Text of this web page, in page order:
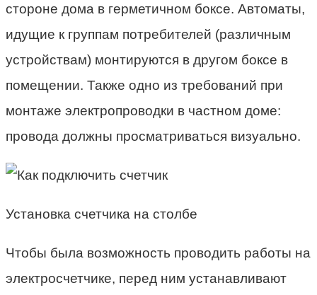
стороне дома в герметичном боксе. Автоматы,
идущие к группам потребителей (различным
устройствам) монтируются в другом боксе в
помещении. Также одно из требований при
монтаже электропроводки в частном доме:
провода должны просматриваться визуально.
Установка счетчика на столбе
Чтобы была возможность проводить работы на
электросчетчике, перед ним устанавливают